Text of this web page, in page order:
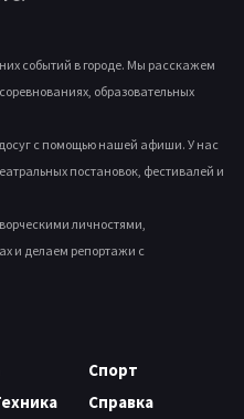
событий в городе. Мы расскажем
образовательных
с помощью нашей афиши. У нас
постановок, фестивалей и
личностями,
и делаем репортажи с
Спорт
Справка